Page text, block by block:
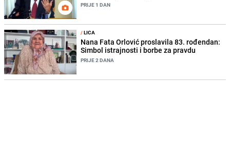
PRIJE 1 DAN
/LICA
Nana Fata Orlović proslavila 83. rođendan:
Simbol istrajnosti i borbe za pravdu
PRIJE 2 DANA